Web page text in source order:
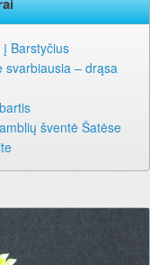
Barstyčius
svarbiausia – drąsa
šventė Šatėse